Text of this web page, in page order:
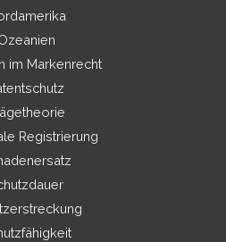
im Markenrecht
Registrierung